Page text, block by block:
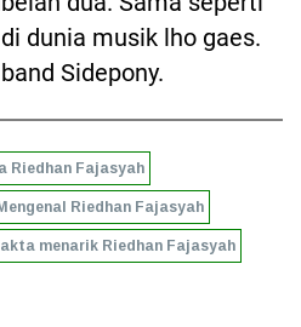
dunia musik lho gaes.
Sidepony.
Riedhan Fajasyah
Riedhan Fajasyah
menarik Riedhan Fajasyah